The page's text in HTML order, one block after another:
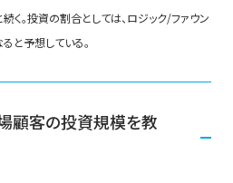
続く。投資の割合としては、ロジック/ファウン
と予想している。
顧客の投資規模を教